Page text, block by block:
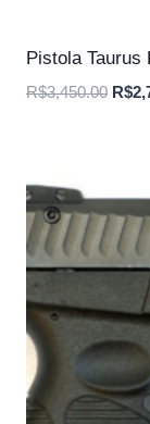
Pistola Taurus
R$3,450.00 O
R$